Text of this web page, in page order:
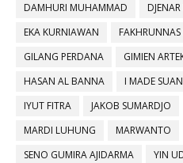
DAMHURI MUHAMMAD
EKA KURNIAWAN
GILANG PERDANA
GIMIEN
HASAN AL BANNA
I MADE
IYUT FITRA
JAKOB SUMARDJO
MARDI LUHUNG
MARWANTO
SENO GUMIRA AJIDARMA
YIN